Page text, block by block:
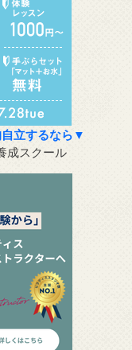
立するなら▼
成スクール